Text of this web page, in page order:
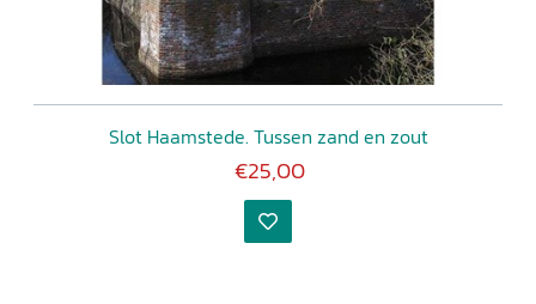
Slot Haamstede. Tussen zand en zout
€25,00